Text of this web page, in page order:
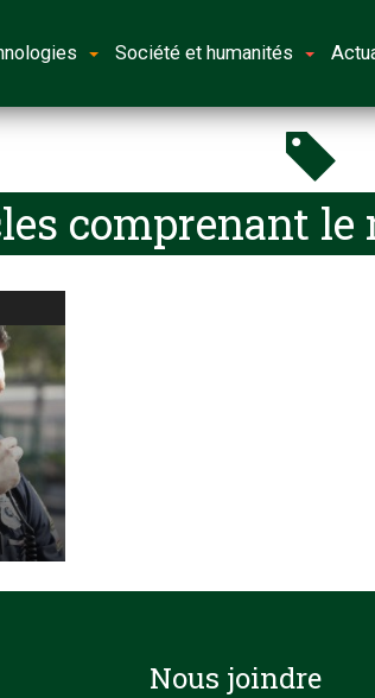
Société et humanités
comprenant le
Nous joindre